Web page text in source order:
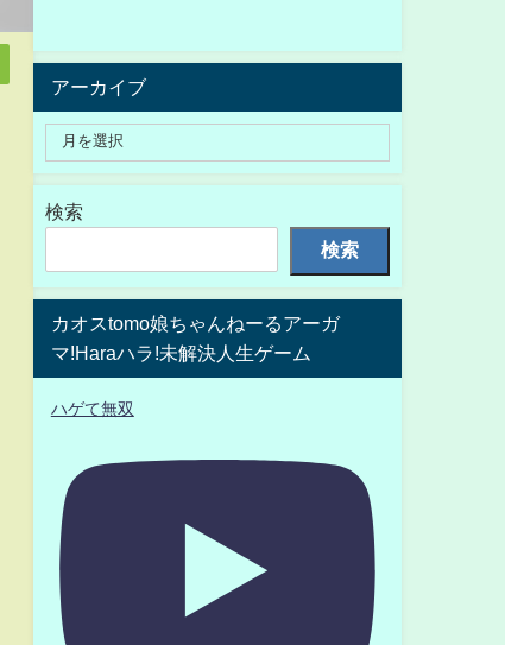
アーカイブ
検索
検索
カオスtomo娘ちゃんねーるアーガ
マ!Haraハラ!未解決人生ゲーム
ハゲて無双